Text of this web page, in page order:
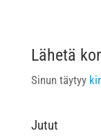
Lähetä
Sinun täytyy
Jutut